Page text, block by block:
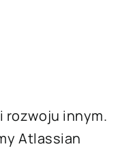
rozwoju innym.
Atlassian